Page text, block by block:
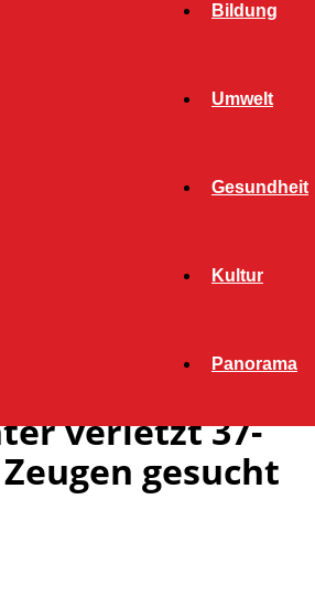
Bildung
Umwelt
Gesundheit
Kultur
Panorama
verletzt 37-Jährigen – Zeugen
verletzt 37-
gesucht